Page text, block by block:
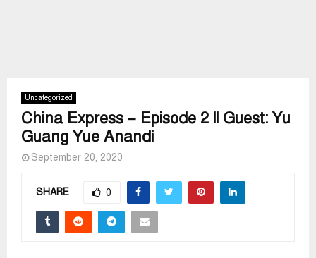
Uncategorized
China Express – Episode 2 ll Guest: Yu
Guang Yue Anandi
September 20, 2020
SHARE 0